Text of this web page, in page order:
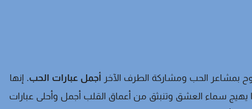
بمشاعر الحب ومشاركة الطرف الآخر أجمل عبارات الحب. إنها
يهيج سماء العشق وتنبثق من أعماق القلب أجمل وأحلى عبارات